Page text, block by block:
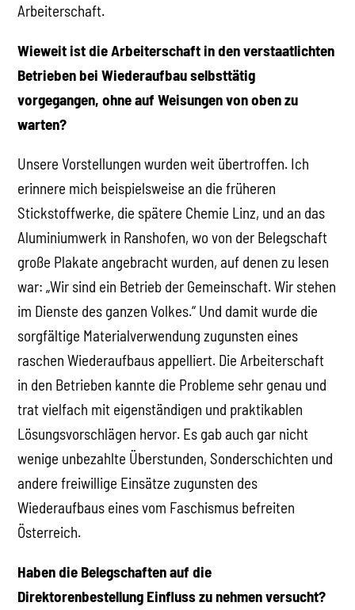
Arbeiterschaft.
Wieweit ist die Arbeiterschaft in den verstaatlichten
Betrieben bei Wiederaufbau selbsttätig
vorgegangen, ohne auf Weisungen von oben zu
warten?
Unsere Vorstellungen wurden weit übertroffen. Ich
erinnere mich beispielsweise an die früheren
Stickstoffwerke, die spätere Chemie Linz, und an das
Aluminiumwerk in Ranshofen, wo von der Belegschaft
große Plakate angebracht wurden, auf denen zu lesen
war: „Wir sind ein Betrieb der Gemeinschaft. Wir stehen
im Dienste des ganzen Volkes.“ Und damit wurde die
sorgfältige Materialverwendung zugunsten eines
raschen Wiederaufbaus appelliert. Die Arbeiterschaft
in den Betrieben kannte die Probleme sehr genau und
trat vielfach mit eigenständigen und praktikablen
Lösungsvorschlägen hervor. Es gab auch gar nicht
wenige unbezahlte Überstunden, Sonderschichten und
andere freiwillige Einsätze zugunsten des
Wiederaufbaus eines vom Faschismus befreiten
Österreich.
Haben die Belegschaften auf die
Direktorenbestellung Einfluss zu nehmen versucht?